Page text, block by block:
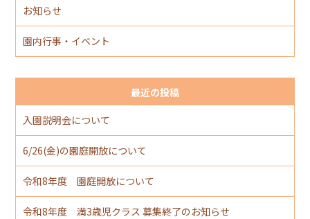
お知らせ
園内行事・イベント
最近の投稿
入園説明会について
6/26(金)の園庭開放について
令和8年度 園庭開放について
令和8年度 満3歳児クラス 募集終了のお知らせ